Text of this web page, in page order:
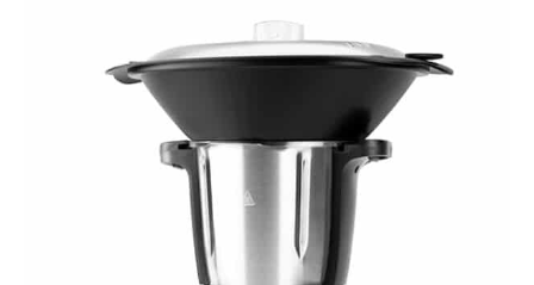
supplémentaire, un
arrêt automatique de
sécurité et un système
de protection. Le robot
de cuisine ne s'active
que lorsque le bol et les
accessoires sont bien
placés, assurant au
maximum leur
utilisation